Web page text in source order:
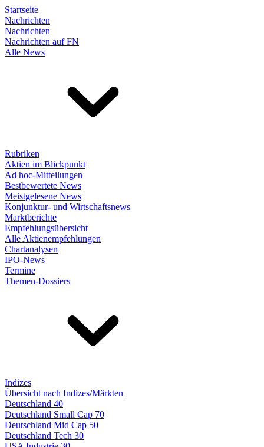
Startseite
Nachrichten
Nachrichten
Nachrichten auf FN
Alle News
Rubriken
Aktien im Blickpunkt
Ad hoc-Mitteilungen
Bestbewertete News
Meistgelesene News
Konjunktur- und Wirtschaftsnews
Marktberichte
Empfehlungsübersicht
Alle Aktienempfehlungen
Chartanalysen
IPO-News
Termine
Themen-Dossiers
Indizes
Übersicht nach Indizes/Märkten
Deutschland 40
Deutschland Small Cap 70
Deutschland Mid Cap 50
Deutschland Tech 30